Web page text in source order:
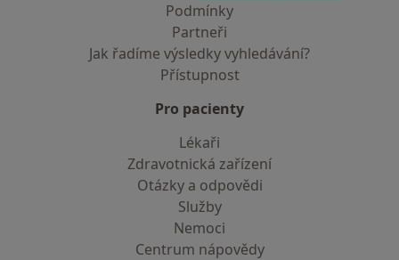
Podmínky
Partneři
Jak řadíme výsledky vyhledávání?
Přístupnost
Pro pacienty
Lékaři
Zdravotnická zařízení
Otázky a odpovědi
Služby
Nemoci
Centrum nápovědy